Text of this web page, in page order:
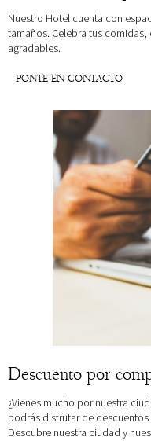
Nuestro Hotel cuenta con
tamaños. Celebra tus
agradables.
PONTE EN CONTACTO
Descuento por
¿Vienes mucho por nuestra
podrás disfrutar de
Descubre nuestra ciudad y